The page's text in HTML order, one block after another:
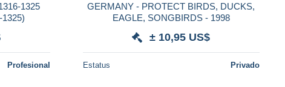
1325
Profesional
GERMANY - PROTECT BIRDS, DUCKS,
EAGLE, SONGBIRDS - 1998
± 10,95 US$
Estatus Privado